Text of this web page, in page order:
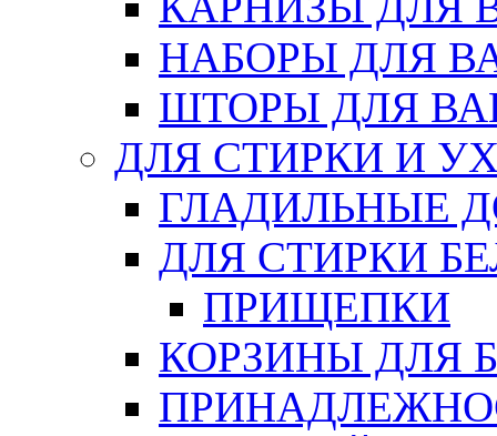
НАБОРЫ ДЛЯ
ШТОРЫ ДЛЯ
ДЛЯ СТИРКИ И
ГЛАДИЛЬНЫЕ
ДЛЯ СТИРКИ
ПРИЩЕПКИ
КОРЗИНЫ ДЛЯ